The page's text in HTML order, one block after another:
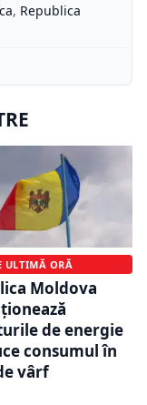
, Republica
ULTIMĂ ORĂ
Moldova
de energie
consumul în
vârf